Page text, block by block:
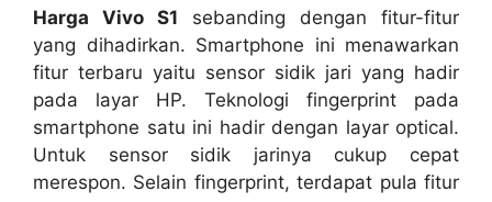
Harga Vivo S1 sebanding dengan fitur-fitur
yang dihadirkan. Smartphone ini menawarkan
fitur terbaru yaitu sensor sidik jari yang hadir
pada layar HP. Teknologi fingerprint pada
smartphone satu ini hadir dengan layar optical.
Untuk sensor sidik jarinya cukup cepat
merespon. Selain fingerprint, terdapat pula fitur